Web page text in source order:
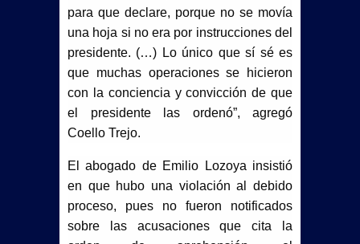
para que declare, porque no se movía
una hoja si no era por instrucciones del
presidente. (…) Lo único que sí sé es
que muchas operaciones se hicieron
con la conciencia y convicción de que
el presidente las ordenó”, agregó
Coello Trejo.
El abogado de Emilio Lozoya insistió
en que hubo una violación al debido
proceso, pues no fueron notificados
sobre las acusaciones que cita la